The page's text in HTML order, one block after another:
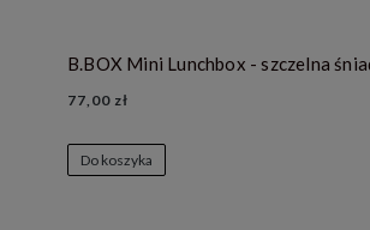
77,00 zł
Do koszyka